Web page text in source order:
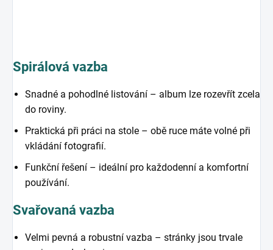
Spirálová vazba
Snadné a pohodlné listování – album lze rozevřít zcela
do roviny.
Praktická při práci na stole – obě ruce máte volné při
vkládání fotografií.
Funkční řešení – ideální pro každodenní a komfortní
používání.
Svařovaná vazba
Velmi pevná a robustní vazba – stránky jsou trvale